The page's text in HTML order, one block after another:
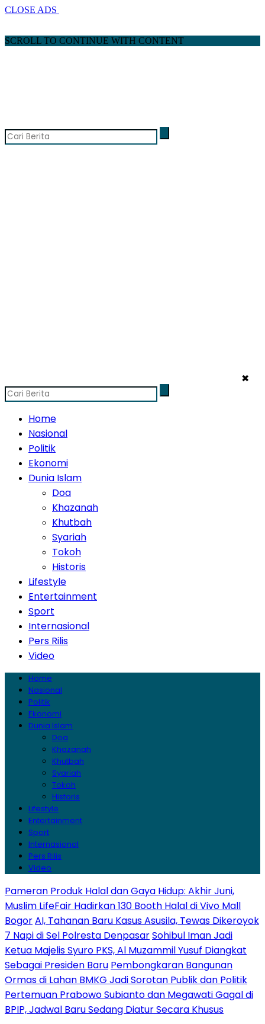
CLOSE ADS
SCROLL TO CONTINUE WITH CONTENT
✖
Home
Nasional
Politik
Ekonomi
Dunia Islam
Doa
Khazanah
Khutbah
Syariah
Tokoh
Historis
Lifestyle
Entertainment
Sport
Internasional
Pers Rilis
Video
Home
Nasional
Politik
Ekonomi
Dunia Islam
Doa
Khazanah
Khutbah
Syariah
Tokoh
Historis
Lifestyle
Entertainment
Sport
Internasional
Pers Rilis
Video
Pameran Produk Halal dan Gaya Hidup: Akhir Juni,
Muslim LifeFair Hadirkan 130 Booth Halal di Vivo Mall
BogorAI, Tahanan Baru Kasus Asusila, Tewas Dikeroyok
7 Napi di Sel Polresta DenpasarSohibul Iman Jadi
Ketua Majelis Syuro PKS, Al Muzammil Yusuf Diangkat
Sebagai Presiden Baru Pembongkaran Bangunan
Ormas di Lahan BMKG Jadi Sorotan Publik dan Politik
Pertemuan Prabowo Subianto dan Megawati Gagal di
BPIP, Jadwal Baru Sedang Diatur Secara Khusus